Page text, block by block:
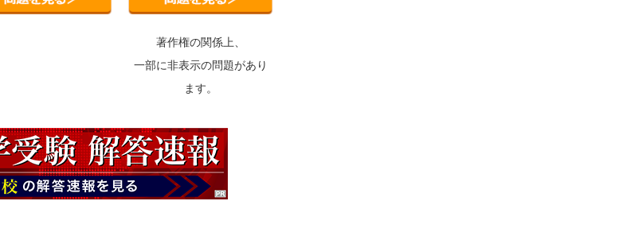
著作権の関係上、
一部に非表示の問題があり
ます。